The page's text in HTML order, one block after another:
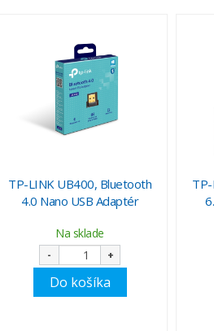
TP-LINK UB400, Bluetooth
4.0 Nano USB Adaptér
Na sklade
- +
Do košíka